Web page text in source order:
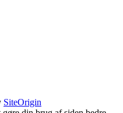
SiteOrigin